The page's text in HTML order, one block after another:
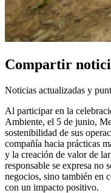
Compartir
Noticias actualizadas y
Al participar en la
Ambiente, el 5 de junio,
sostenibilidad de sus
compañía hacia prácticas
y la creación de valor de
responsable se expresa no
negocios, sino también en
con un impacto positivo.